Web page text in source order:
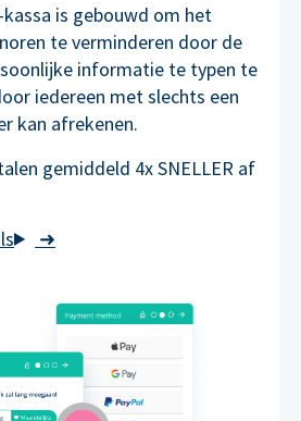
➜
is gebouwd om het
te verminderen door de
informatie te typen te
iedereen met slechts een
kan afrekenen.
gemiddeld 4x SNELLER af